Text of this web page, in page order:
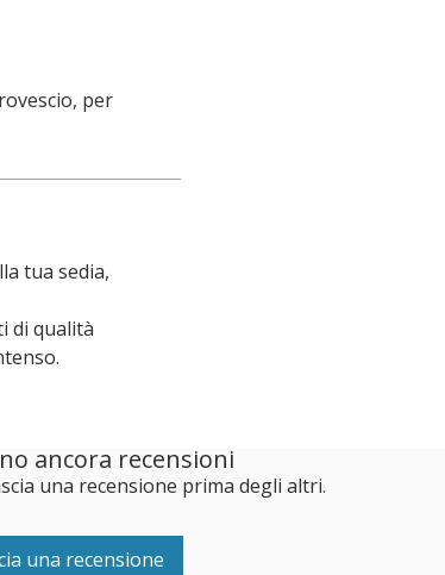
per
tua sedia,
di qualità
ancora recensioni
una recensione prima degli altri.
una recensione